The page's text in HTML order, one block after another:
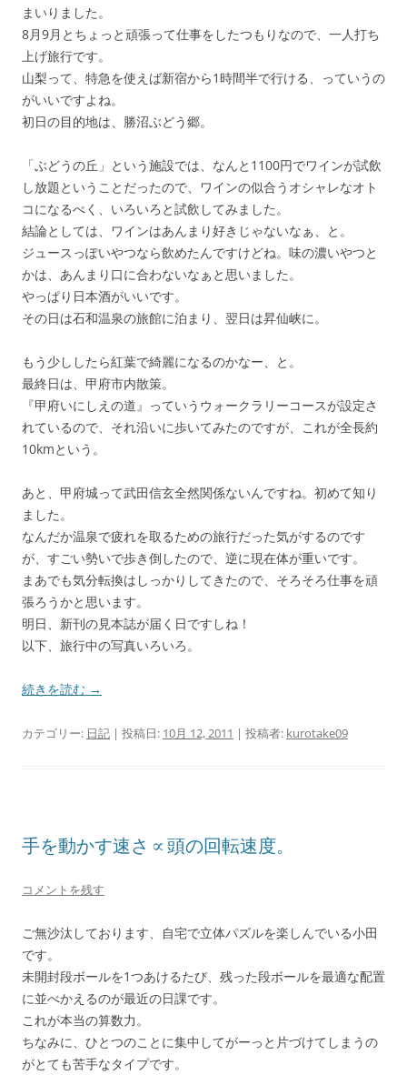
まいりました。
8月9月とちょっと頑張って仕事をしたつもりなので、一人打ち
上げ旅行です。
山梨って、特急を使えば新宿から1時間半で行ける、っていうの
がいいですよね。
初日の目的地は、勝沼ぶどう郷。
「ぶどうの丘」という施設では、なんと1100円でワインが試飲
し放題ということだったので、ワインの似合うオシャレなオト
コになるべく、いろいろと試飲してみました。
結論としては、ワインはあんまり好きじゃないなぁ、と。
ジュースっぽいやつなら飲めたんですけどね。味の濃いやつと
かは、あんまり口に合わないなぁと思いました。
やっぱり日本酒がいいです。
その日は石和温泉の旅館に泊まり、翌日は昇仙峡に。
もう少ししたら紅葉で綺麗になるのかなー、と。
最終日は、甲府市内散策。
『甲府いにしえの道』っていうウォークラリーコースが設定さ
れているので、それ沿いに歩いてみたのですが、これが全長約
10kmという。
あと、甲府城って武田信玄全然関係ないんですね。初めて知り
ました。
なんだか温泉で疲れを取るための旅行だった気がするのです
が、すごい勢いで歩き倒したので、逆に現在体が重いです。
まあでも気分転換はしっかりしてきたので、そろそろ仕事を頑
張ろうかと思います。
明日、新刊の見本誌が届く日ですしね！
以下、旅行中の写真いろいろ。
続きを読む →
カテゴリー: 日記 | 投稿日: 10月 12, 2011 | 投稿者: kurotake09
手を動かす速さ∝頭の回転速度。
コメントを残す
ご無沙汰しております、自宅で立体パズルを楽しんでいる小田
です。
未開封段ボールを1つあけるたび、残った段ボールを最適な配置
に並べかえるのが最近の日課です。
これが本当の算数力。
ちなみに、ひとつのことに集中してがーっと片づけてしまうの
がとても苦手なタイプです。